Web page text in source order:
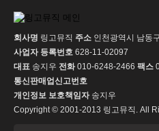
회사명 링고뮤직 주소 인천광역시 남동
사업자 등록번호 628-11-02097
대표 송지우 전화010-6248-2466 팩스
통신판매업신고번호
개인정보 보호책임자송지우
Copyright © 2001-2013 링고뮤직. All